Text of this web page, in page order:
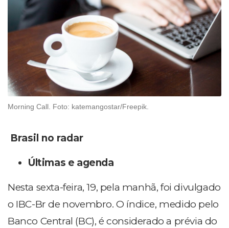
Morning Call. Foto: katemangostar/Freepik.
Brasil no radar
Últimas e agenda
Nesta sexta-feira, 19, pela manhã, foi divulgado
o IBC-Br de novembro. O índice, medido pelo
Banco Central (BC), é considerado a prévia do